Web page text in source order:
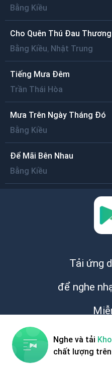
Bằng Kiều
Cho Quên Thú Ðau Thương
Bằng Kiều, Nhật Trung
Tiếng Mưa Ðêm
Trần Thái Hòa
Mưa Trên Ngày Tháng Ðó
Bằng Kiều
Ðể Mãi Bên Nhau
Bằng Kiều
Tải ứng
để nghe
Nghe và tải
chất lượng trên